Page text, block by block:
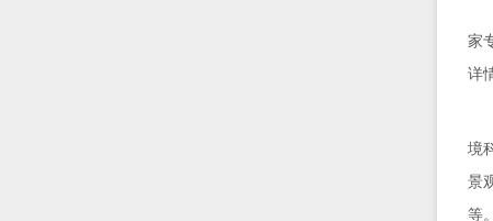
家
详
境
景
等。